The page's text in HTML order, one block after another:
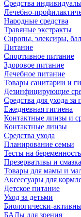
Средства
Лечебно-
Народные средства
Травяные экстракты
Сиропы, элексиры,
Питание
Спортивное питание
Здоровое питание
Лечебное питание
Товары санитарии и
Дезинфицирующие
Средства для ухода за
Ежедневная гигиена
Контактные линзы и
Контактные линзы
Средства ухода
Планирование семьи
Тесты на беременность
Презервативы и смазка
Товары для мамы и
Аксессуары для
Детское питание
Уход за детьми
Биологически-
БАДы для зрения